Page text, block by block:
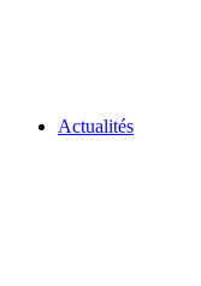
Actualités